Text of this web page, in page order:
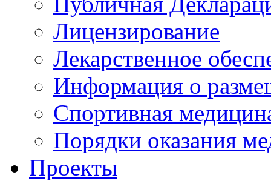
Лицензирование
Лекарственное
Информация о
Спортивная
Порядки оказания
Проекты